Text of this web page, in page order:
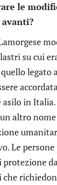
le
su cui
legato
in
altro
Le